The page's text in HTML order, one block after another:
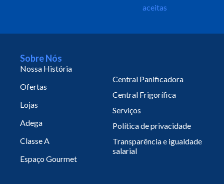
aceitas
Sobre Nós
Nossa História
Ofertas
Lojas
Adega
Classe A
Espaço Gourmet
Central Panificadora
Central Frigorífica
Serviços
Política de privacidade
Transparência e igualdade
salarial